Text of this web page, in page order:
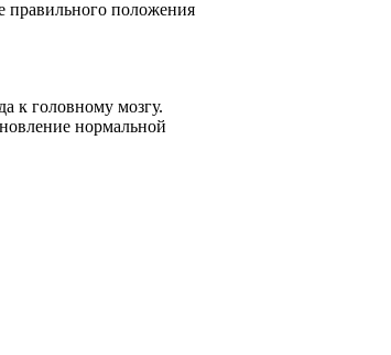
правильного положения
к головному мозгу.
нормальной